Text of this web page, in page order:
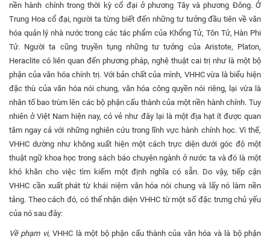
nền hành chính trong thời kỳ cổ đại ở phương Tây và phương Đông. Ở
Trung Hoa cổ đại, người ta từng biết đến những tư tưởng đầu tiên về văn
hóa quản lý nhà nước trong các tác phẩm của Khổng Tử, Tôn Tử, Hàn Phi
Tử. Người ta cũng truyền tụng những tư tưởng của Aristote, Platon,
Heraclite có liên quan đến phương pháp, nghệ thuật cai trị như là một bộ
phận của văn hóa chính trị. Với bản chất của mình, VHHC vừa là biểu hiện
đặc thù của văn hóa nói chung, văn hóa công quyền nói riêng, lại vừa là
nhân tố bao trùm lên các bộ phận cấu thành của một nền hành chính. Tuy
nhiên ở Việt Nam hiện nay, có vẻ như đây lại là một địa hạt ít được quan
tâm ngay cả với những nghiên cứu trong lĩnh vực hành chính học. Vì thế,
VHHC dường như không xuất hiện một cách trực diện dưới góc độ một
thuật ngữ khoa học trong sách báo chuyên ngành ở nước ta và đó là một
khó khăn cho việc tìm kiếm một định nghĩa có sẵn. Do vậy, tiếp cận
VHHC cần xuất phát từ khái niệm văn hóa nói chung và lấy nó làm nền
tảng. Theo cách đó, có thể nhận diện VHHC từ một số đặc trưng chủ yếu
của nó sau đây:
Về phạm vi, VHHC là một bộ phận cấu thành của văn hóa và là bộ phận